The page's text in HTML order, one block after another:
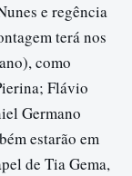
e regência
terá nos
como
Flávio
Germano
estarão em
de Tia Gema,